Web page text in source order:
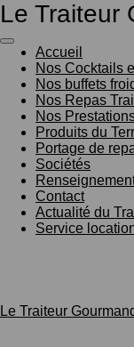
Passer
contenu
principal
Le Traiteur
Accueil
Nos Cocktails
Nos buffets
Nos Repas
Nos
Produits du
Portage de
Sociétés
Contact
Actualité du
Service
Le Traiteur